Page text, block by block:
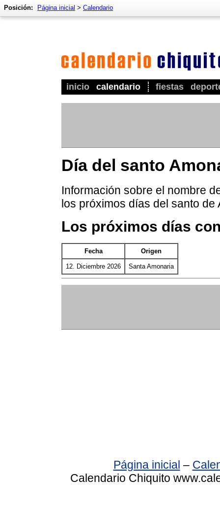
inicio calendario fiestas
Posición: Página inicial > Calendario
Día del santo
Información sobre el nombre
los próximos días del santo de
Los próximos días
Fecha Origen
12. Diciembre 2026 Santa Amonaria
Página inicial –
Calendario Chiquito